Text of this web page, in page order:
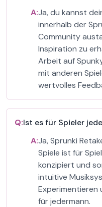
A:Ja, du kannst
innerhalb der
Community
Inspiration zu
Arbeit auf
mit anderen
wertvolles
Q:Ist es für Spieler
A:Ja, Sprunki
Spiele ist für
konzipiert und
intuitive
Experimentieren
für jedermann.